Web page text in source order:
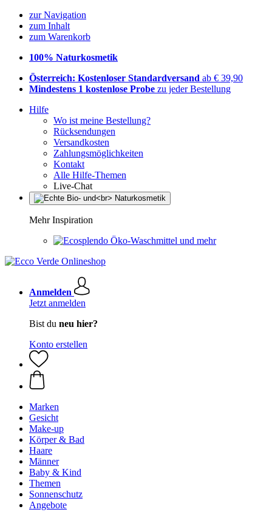
zur Navigation
zum Inhalt
zum Warenkorb
100% Naturkosmetik
Österreich: Kostenloser Standardversand ab € 39,90
Mindestens 1 kostenlose Probe zu jeder Bestellung
Hilfe
Wo ist meine Bestellung?
Rücksendungen
Versandkosten
Zahlungsmöglichkeiten
Kontakt
Alle Hilfe-Themen
Live-Chat
Mehr Inspiration
Öko-Waschmittel und mehr
Anmelden
Jetzt anmelden
Bist du neu hier?
Konto erstellen
Marken
Gesicht
Make-up
Körper & Bad
Haare
Männer
Baby & Kind
Themen
Sonnenschutz
Angebote